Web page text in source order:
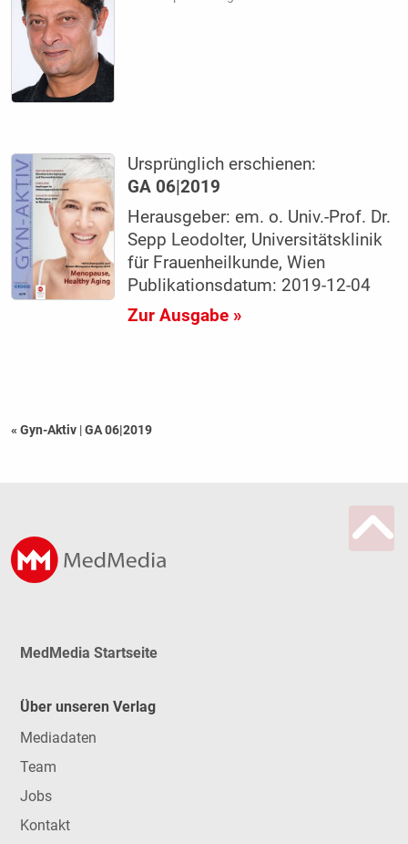
Ursprünglich erschienen:
GA 06|2019
Herausgeber: em. o. Univ.-Prof. Dr.
Sepp Leodolter, Universitätsklinik
für Frauenheilkunde, Wien
Publikationsdatum: 2019-12-04
Zur Ausgabe »
« Gyn-Aktiv |GA 06|2019
MedMedia Startseite
Über unseren Verlag
Mediadaten
Team
Jobs
Kontakt